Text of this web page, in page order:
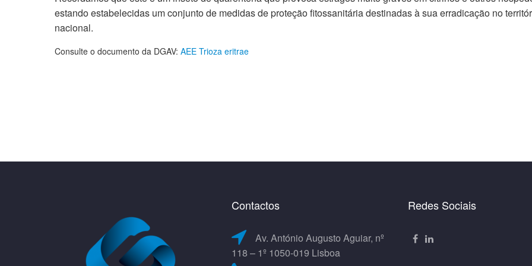
estando estabelecidas um conjunto de medidas de proteção fitossanitária destinadas à sua erradicação no
nacional.
Consulte o documento da DGAV: AEE Trioza eritrae
Contactos
Av. António Augusto Aguiar, nº
118 – 1º 1050-019 Lisboa
Redes Sociais